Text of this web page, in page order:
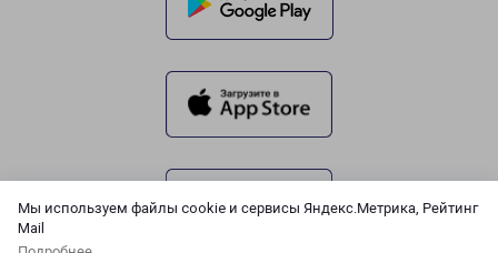
Мы используем файлы cookie и сервисы Яндекс.Метрика, Рейтинг
Mail